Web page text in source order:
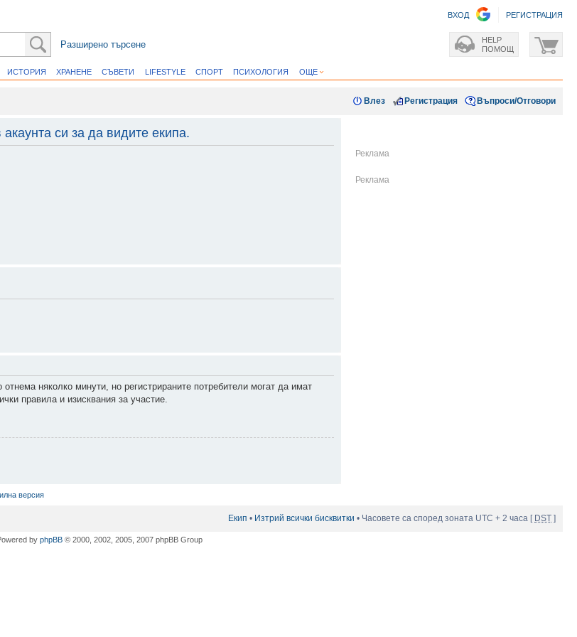
РЕГИСТРАЦИЯ
ВХОД
Разширено търсене
HELP
ПОМОЩ
ИСТОРИЯ ХРАНЕНЕ СЪВЕТИ LIFESTYLE СПОРТ ПСИХОЛОГИЯ ОЩЕ
Въпроси/Отговори
Регистрация
Влез
си за да видите екипа.
няколко минути, но регистрираните потребители могат да имат
правила и изисквания за участие.
версия
Екип • Изтрий всички бисквитки • Часовете са според зоната UTC + 2 часа [ DST ]
by phpBB © 2000, 2002, 2005, 2007 phpBB Group